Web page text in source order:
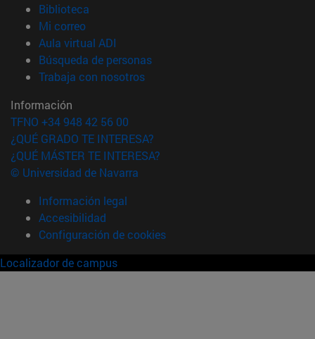
Biblioteca
Mi correo(abre en nueva ventana)
Aula virtual ADI
Búsqueda de personas(abre en nueva ventana)
Trabaja con nosotros(abre en nueva ventana)
Información
TFNO +34 948 42 56 00
¿QUÉ GRADO TE INTERESA?
¿QUÉ MÁSTER TE INTERESA?
© Universidad de Navarra
Información legal
Accesibilidad
Configuración de cookies
Localizador de campus